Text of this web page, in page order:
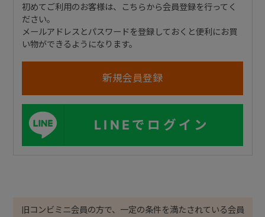
初めてご利用のお客様は、こちらから会員登録を行ってく
ださい。
メールアドレスとパスワードを登録しておくと便利にお買
い物ができるようになります。
LINEでログイン
旧コンビミニ会員の方で、一定の条件を満たされている会員